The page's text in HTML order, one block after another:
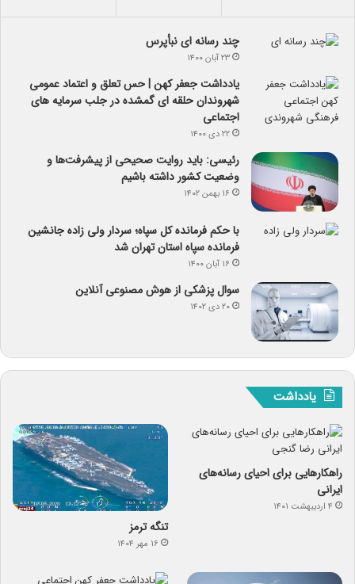
چند رسانه ای نبأپرس
۲۳ آبان ۱۴۰۰
یادداشت جعفر کهن | حس تعلق و اعتماد عمومی
شهروندان حلقه ای گمشده در جلب سرمایه های
اجتماعی
۲۲ دی ۱۴۰۰
رئیسی: باید روایت صحیحی از پیشرفت‌ها و
وضعیت کشور داشته باشیم
۱۶ بهمن ۱۴۰۲
با حکم فرمانده کل سپاه؛ سردار ولی زاده جانشین
فرمانده سپاه استان تهران شد
۱۶ آبان ۱۴۰۰
سوال پزشکی از هوش مصنوعی آنلاین
۲۰ دی ۱۴۰۲
یادداشت
راهکارهایی برای احیای رسانه‌های
ایرانی
۴ اردیبهشت ۱۴۰۱
تنگه ترمز
۱۶ مهر ۱۴۰۴